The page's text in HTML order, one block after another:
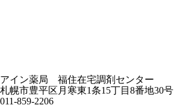
アイン薬局 福住在宅調剤センター
札幌市豊平区月寒東1条15丁目8番地30号
011-859-2206